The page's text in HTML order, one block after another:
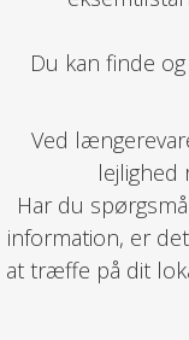
Du kan finde
Ved
lejlighed
Har du
information, er
at træffe på dit